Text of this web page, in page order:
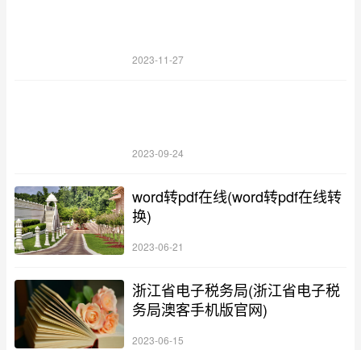
2023-11-27
2023-09-24
word转pdf在线(word转pdf在线转
换)
2023-06-21
浙江省电子税务局(浙江省电子税
务局澳客手机版官网)
2023-06-15